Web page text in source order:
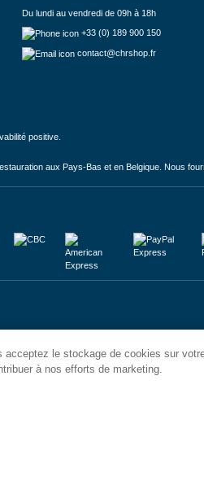
Du lundi au vendredi de 09h à 18h
+33 (0) 189 900 150
contact@chrshop.fr
positive.
aux Pays-Bas et en Belgique. Nous
le stockage de cookies sur
à nos efforts de marketing.